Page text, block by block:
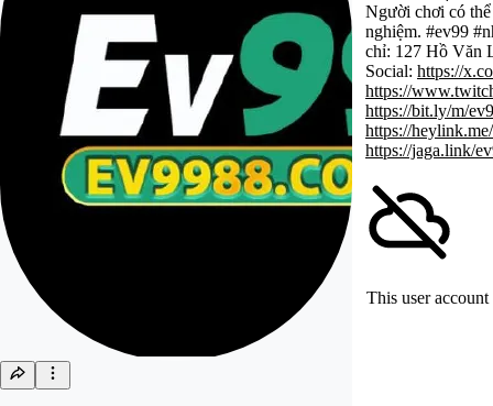
Người chơi có
nghiệm. #ev99
chỉ: 127 Hồ Văn
Social: https://
https://
https://bit.ly/m/
https://
https://jaga.link/
This user